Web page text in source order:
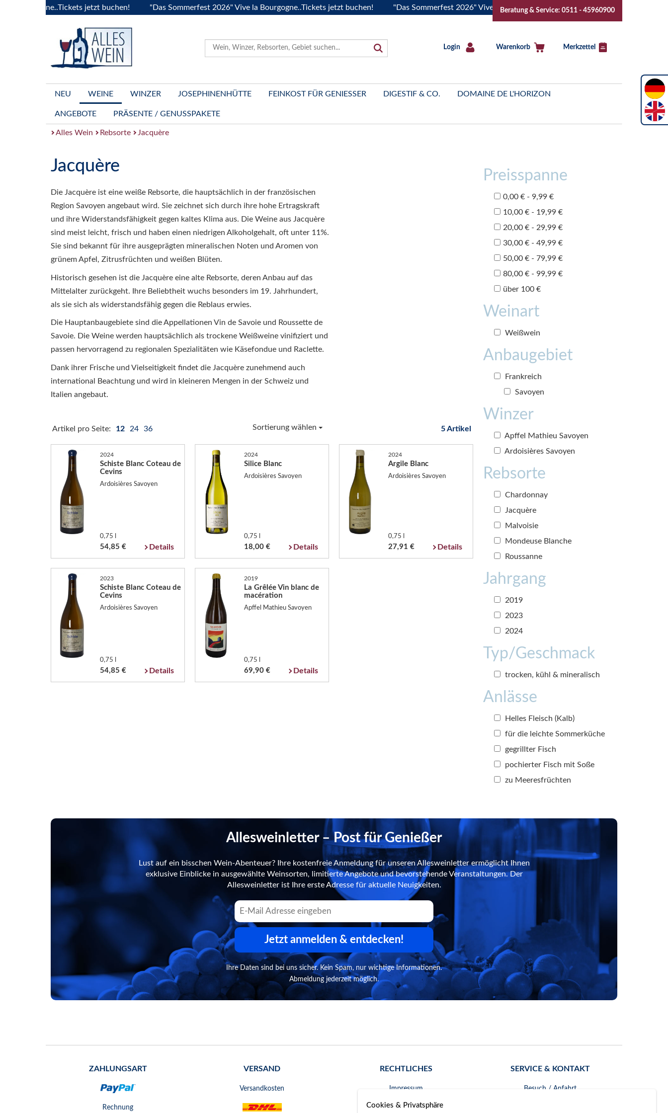
jetzt buchen! "Das Sommerfest 2026" Vive la Bourgogne..Tickets jetzt buchen! "Das Sommerfest 2026" Vive la Bourgogne..Tickets jetzt buchen!
Beratung & Service: 0511 - 45960900
Login Warenkorb Merkzettel
NEU WEINE WINZER JOSEPHINENHÜTTE FEINKOST FÜR GENIESSER DIGESTIF & CO. DOMAINE DE L'HORIZON
ANGEBOTE PRÄSENTE / GENUSSPAKETE
Alles Wein Rebsorte Jacquère
Jacquère
Die Jacquère ist eine weiße Rebsorte, die hauptsächlich in der französischen
Region Savoyen angebaut wird. Sie zeichnet sich durch ihre hohe Ertragskraft
und ihre Widerstandsfähigkeit gegen kaltes Klima aus. Die Weine aus Jacquère
sind meist leicht, frisch und haben einen niedrigen Alkoholgehalt, oft unter 11%.
Sie sind bekannt für ihre ausgeprägten mineralischen Noten und Aromen von
grünem Apfel, Zitrusfrüchten und weißen Blüten.
Historisch gesehen ist die Jacquère eine alte Rebsorte, deren Anbau auf das
Mittelalter zurückgeht. Ihre Beliebtheit wuchs besonders im 19. Jahrhundert,
als sie sich als widerstandsfähig gegen die Reblaus erwies.
Die Hauptanbaugebiete sind die Appellationen Vin de Savoie und Roussette de
Savoie. Die Weine werden hauptsächlich als trockene Weißweine vinifiziert und
passen hervorragend zu regionalen Spezialitäten wie Käsefondue und Raclette.
Dank ihrer Frische und Vielseitigkeit findet die Jacquère zunehmend auch
international Beachtung und wird in kleineren Mengen in der Schweiz und
Italien angebaut.
Artikel pro Seite: 12 24 36 Sortierung wählen 5 Artikel
2024
Schiste Blanc Coteau de
Cevins
Ardoisières Savoyen
0,75 l
54,85 € Details
2024
Silice Blanc
Ardoisières Savoyen
0,75 l
18,00 € Details
2024
Argile Blanc
Ardoisières Savoyen
0,75 l
27,91 € Details
2023
Schiste Blanc Coteau de
Cevins
Ardoisières Savoyen
0,75 l
54,85 € Details
2019
La Grêlée Vin blanc de
macération
Apffel Mathieu Savoyen
0,75 l
69,90 € Details
Preisspanne
0,00 € - 9,99 €
10,00 € - 19,99 €
20,00 € - 29,99 €
30,00 € - 49,99 €
50,00 € - 79,99 €
80,00 € - 99,99 €
über 100 €
Weinart
Weißwein
Anbaugebiet
Frankreich
Savoyen
Winzer
Apffel Mathieu Savoyen
Ardoisières Savoyen
Rebsorte
Chardonnay
Jacquère
Malvoisie
Mondeuse Blanche
Roussanne
Jahrgang
2019
2023
2024
Typ/Geschmack
trocken, kühl & mineralisch
Anlässe
Helles Fleisch (Kalb)
für die leichte Sommerküche
gegrillter Fisch
pochierter Fisch mit Soße
zu Meeresfrüchten
Allesweinletter – Post für Genießer
Lust auf ein bisschen Wein-Abenteuer? Ihre kostenfreie Anmeldung für unseren Allesweinletter ermöglicht Ihnen
exklusive Einblicke in ausgewählte Weinsorten, limitierte Angebote und bevorstehende Veranstaltungen. Der
Allesweinletter ist Ihre erste Adresse für aktuelle Neuigkeiten.
Jetzt anmelden & entdecken!
Ihre Daten sind bei uns sicher. Kein Spam, nur wichtige Informationen.
Abmeldung jederzeit möglich.
ZAHLUNGSART
Rechnung
VERSAND
Versandkosten
RECHTLICHES
Impressum
AGB
SERVICE & KONTAKT
Besuch / Anfahrt
Cookies & Privatsphäre